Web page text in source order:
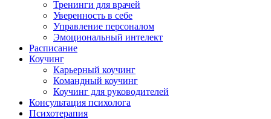
Тренинги для врачей
Уверенность в себе
Управление персоналом
Эмоциональный интелект
Расписание
Коучинг
Карьерный коучинг
Командный коучинг
Коучинг для руководителей
Консультация психолога
Психотерапия